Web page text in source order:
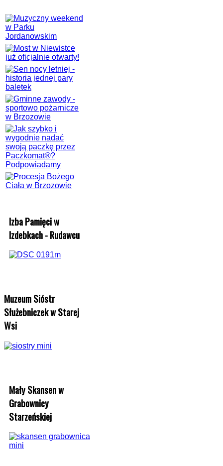
Izba Pamięci w
Izdebkach - Rudawcu
Muzeum Sióstr
Służebniczek w Starej
Wsi
Mały Skansen w
Grabownicy
Starzeńskiej